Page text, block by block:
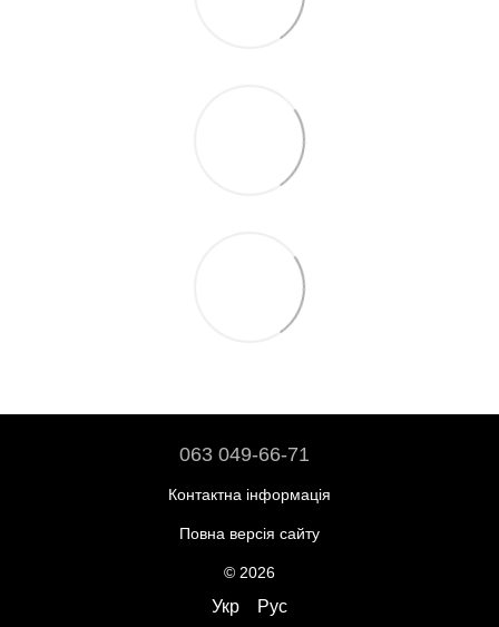
063 049-66-71
Контактна інформація
Повна версія сайту
© 2026
Укр Рус